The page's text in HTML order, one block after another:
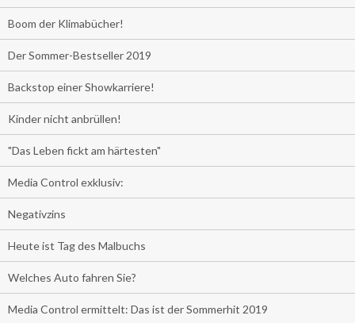
Boom der Klimabücher!
Der Sommer-Bestseller 2019
Backstop einer Showkarriere!
Kinder nicht anbrüllen!
"Das Leben fickt am härtesten"
Media Control exklusiv:
Negativzins
Heute ist Tag des Malbuchs
Welches Auto fahren Sie?
Media Control ermittelt: Das ist der Sommerhit 2019